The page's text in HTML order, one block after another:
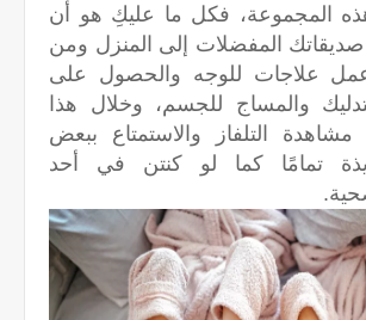
المجموعة، فكل ما عليكِ هو أن
المفضلات إلى المنزل ومن
علاجات للوجه والحصول على
والمساج للجسم، وخلال هذا
مشاهدة التلفاز والاستمتاع ببعض
تمامًا كما لو كنتن في أحد